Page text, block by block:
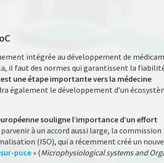
intégrée au développement de
il faut des normes qui garantissent la
une étape importante vers la médecine
également le développement d’un
souligne l’importance d’un effort
à un accord aussi large, la commission
(ISO), qui a récemment créé un
puce » (Microphysiological systems and